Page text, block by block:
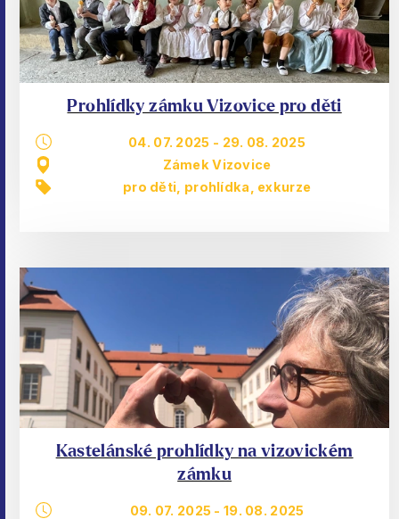
Prohlídky zámku Vizovice pro děti
04. 07. 2025 - 29. 08. 2025
Zámek Vizovice
pro děti prohlídka, exkurze
Kastelánské prohlídky na vizovickém
zámku
09. 07. 2025 -19. 08. 2025